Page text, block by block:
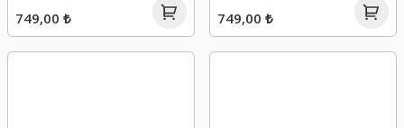
749,00 ₺ 749,00 ₺